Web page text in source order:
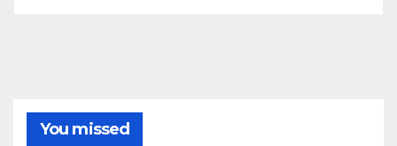
You missed